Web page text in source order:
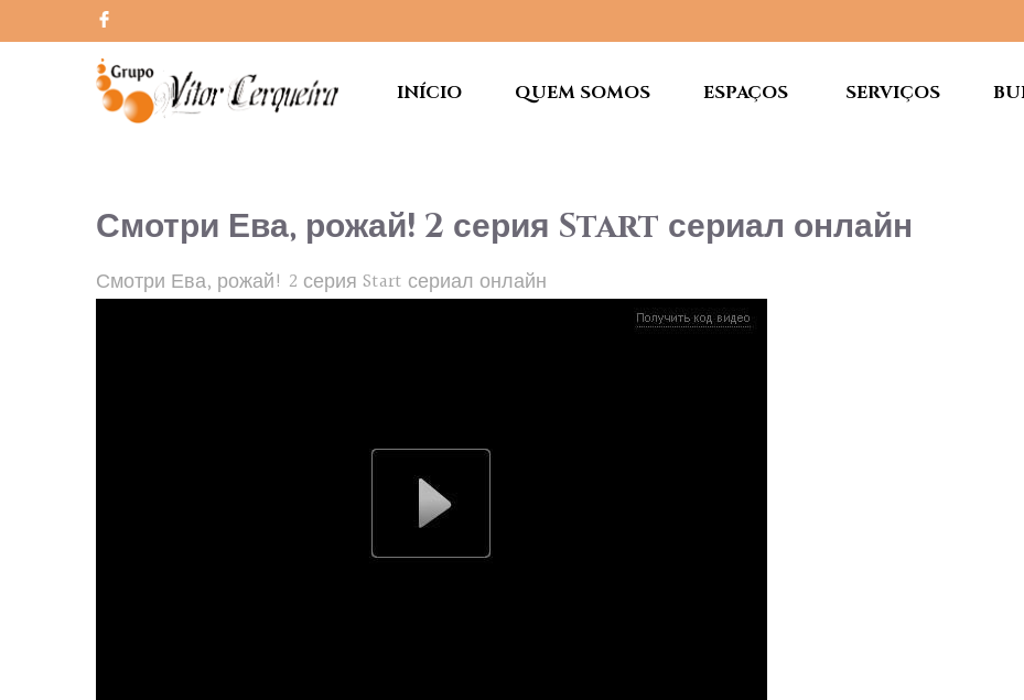
INÍCIO QUEM SOMOS ESPAÇOS SERVIÇOS
Смотри Ева, рожай! 2 серия Start сериал онлайн
Смотри Ева, рожай! 2 серия Start сериал онлайн